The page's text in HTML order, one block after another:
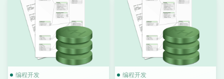
编程开发 编程开发